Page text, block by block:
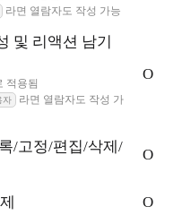
라면 열람자도 작성 가능
및 리액션 남기
적용됨
자
라면 열람자도 작성 가
O
/고정/편집/삭제/
O
O